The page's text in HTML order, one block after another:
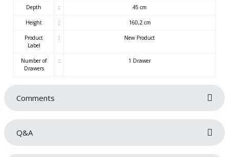
Depth : 45 cm
Height : 160,2 cm
Product
Label
: New Product
Number of
Drawers
: 1 Drawer
Comments
Q&A